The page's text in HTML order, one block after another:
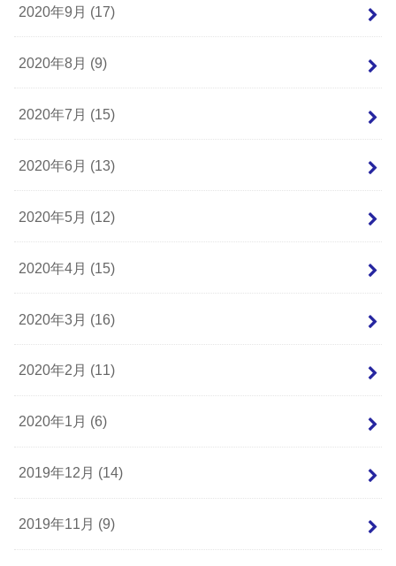
2020年9月 (17)
2020年8月 (9)
2020年7月 (15)
2020年6月 (13)
2020年5月 (12)
2020年4月 (15)
2020年3月 (16)
2020年2月 (11)
2020年1月 (6)
2019年12月 (14)
2019年11月 (9)